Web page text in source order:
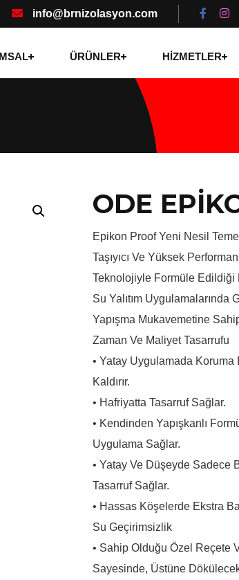
info@brnizolasyon.com
ÜRÜNLER HİZMETLER
ODE
Epikon Proof Yeni Nesil
Taşıyıcı Ve Yüksek
Teknolojiyle Formüle Edildiği
Su Yalıtım
Yapışma Mukavemetine
Zaman Ve Maliyet Tasarrufu
• Yatay Uygulamada Koruma
Kaldırır.
• Hafriyatta Tasarruf Sağlar.
• Kendinden Yapışkanlı
Uygulama Sağlar.
• Yatay Ve Düşeyde Sadece
Tasarruf Sağlar.
• Hassas Köşelerde Ekstra
Su Geçirimsizlik
• Sahip Olduğu Özel Reçete
Sayesinde, Üstüne